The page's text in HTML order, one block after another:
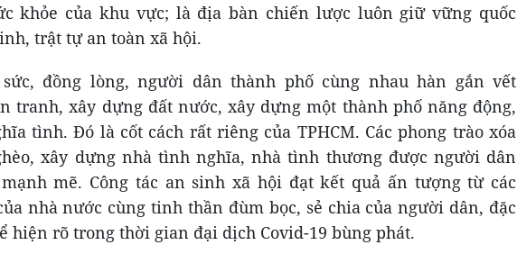
khỏe của khu vực; là địa bàn chiến lược luôn giữ vững quốc
trật tự an toàn xã hội.
đồng lòng, người dân thành phố cùng nhau hàn gắn vết
tranh, xây dựng đất nước, xây dựng một thành phố năng động,
tình. Đó là cốt cách rất riêng của TPHCM. Các phong trào xóa
xây dựng nhà tình nghĩa, nhà tình thương được người dân
mẽ. Công tác an sinh xã hội đạt kết quả ấn tượng từ các
nhà nước cùng tinh thần đùm bọc, sẻ chia của người dân, đặc
hiện rõ trong thời gian đại dịch Covid-19 bùng phát.